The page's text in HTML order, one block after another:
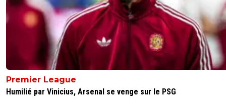
Premier League
Humilié par Vinicius, Arsenal se venge sur le PSG